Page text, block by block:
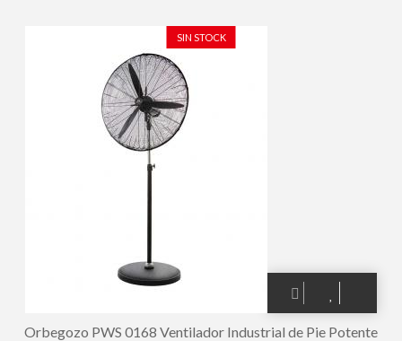
y Cabezal Inclinable
SIN STOCK
Orbegozo PWS 0168 Ventilador Industrial de Pie Potente